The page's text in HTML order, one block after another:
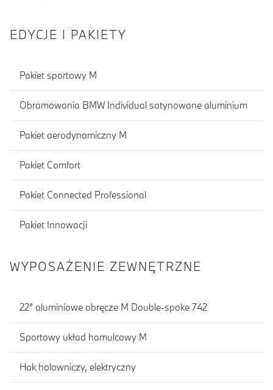
EDYCJE I PAKIETY
Pakiet sportowy M
Obramowania BMW Individual satynowane aluminium
Pakiet aerodynamiczny M
Pakiet Comfort
Pakiet Connected Professional
Pakiet Innowacji
WYPOSAŻENIE ZEWNĘTRZNE
22" aluminiowe obręcze M Double-spoke 742
Sportowy układ hamulcowy M
Hak holowniczy, elektryczny